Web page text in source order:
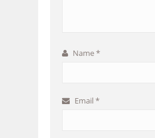
Name*
Email *